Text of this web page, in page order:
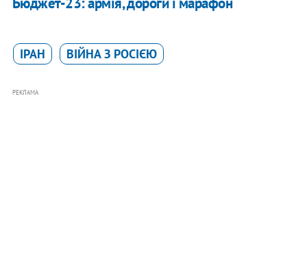
ІРАН ВІЙНА З РОСІЄЮ
РЕКЛАМА